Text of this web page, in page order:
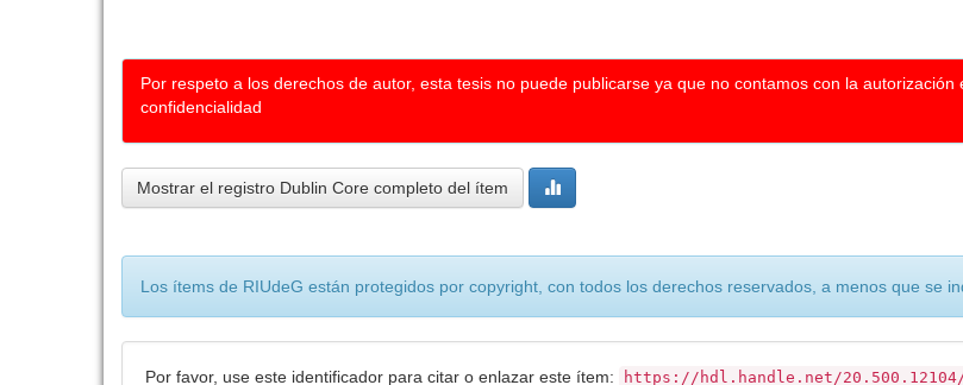
Por respeto a los derechos de autor, esta tesis no puede publicarse ya que no contamos con la
confidencialidad
Mostrar el registro Dublin Core completo del ítem
Los ítems de RIUdeG están protegidos por copyright, con todos los derechos reservados, a menos que se
Por favor, use este identificador para citar o enlazar este ítem: https://hdl.handle.net/20.500.12104/